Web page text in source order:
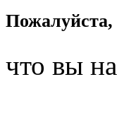
Пожалуйста,
что вы